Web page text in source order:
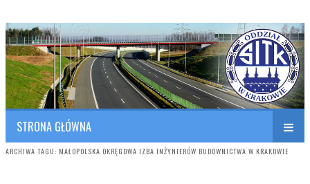
SITK RP Oddział w KRAKOWIE
Polish Association of Engineers & Technicians of Transportation
STRONA GŁÓWNA
ARCHIWA TAGU: MAŁOPOLSKA OKRĘGOWA IZBA INŻYNIERÓW BUDOWNICTWA W KRAKOWIE